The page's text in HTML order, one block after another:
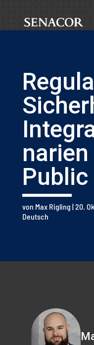
Public
von Max Rigling |20.
Deutsch